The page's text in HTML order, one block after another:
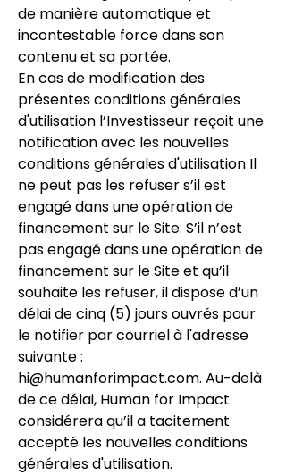
de manière automatique et
incontestable force dans son
contenu et sa portée.
En cas de modification des
présentes conditions générales
d'utilisation l’Investisseur reçoit une
notification avec les nouvelles
conditions générales d'utilisation Il
ne peut pas les refuser s’il est
engagé dans une opération de
financement sur le Site. S’il n’est
pas engagé dans une opération de
financement sur le Site et qu’il
souhaite les refuser, il dispose d’un
délai de cinq (5) jours ouvrés pour
le notifier par courriel à l'adresse
suivante :
hi@humanforimpact.com. Au-delà
de ce délai, Human for Impact
considérera qu’il a tacitement
accepté les nouvelles conditions
générales d'utilisation.